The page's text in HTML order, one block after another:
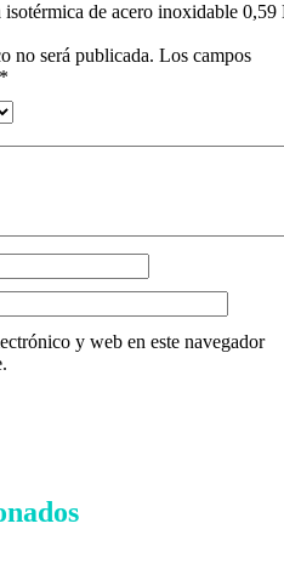
de acero inoxidable 0,59
no será publicada. Los campos
*
y web en este navegador